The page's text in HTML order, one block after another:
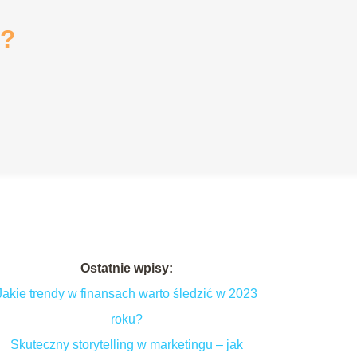
Ostatnie wpisy:
trendy w finansach warto śledzić w 2023
roku?
Skuteczny storytelling w marketingu – jak